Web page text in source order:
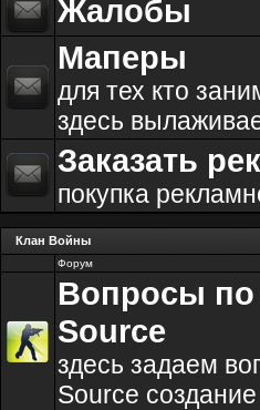
Жалобы
Маперы
для тех кто
здесь
Заказать
покупка
Клан Войны
Форум
Вопросы по
Source
здесь задаем
Source